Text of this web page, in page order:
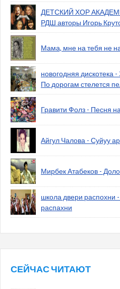
ДЕТСКИЙ ХОР
РДШ авторы Игорь
Мама, мне на тебя не
новогодняя дискотека
По дорогам стелется
Гравити Фолз - Песня
Айгул Чалова - Суйуу
Мирбек Атабеков -
школа двери распохни
распахни
СЕЙЧАС ЧИТАЮТ